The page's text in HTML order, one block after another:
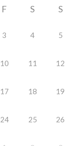
F S S
3 4 5
10 11 12
17 18 19
24 25 26